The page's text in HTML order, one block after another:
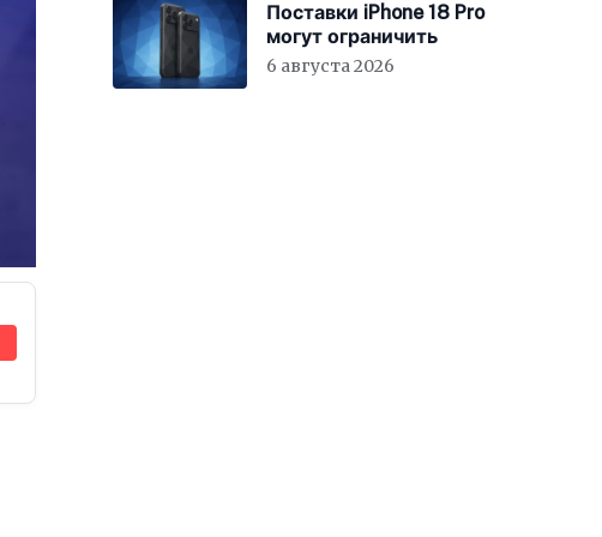
Поставки iPhone 18 Pro
могут ограничить
6 августа 2026